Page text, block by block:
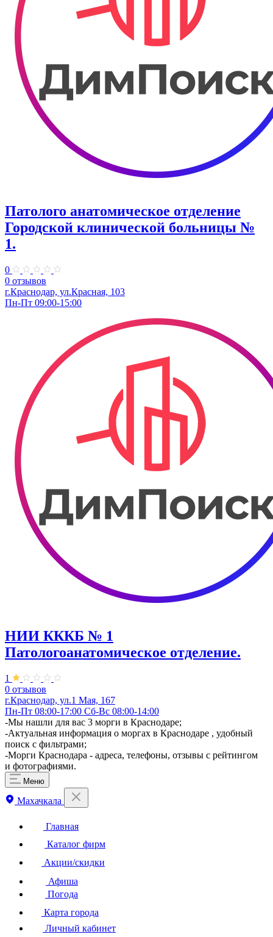
Патолого анатомическое отделение
Городской клинической больницы №
1.
0
0 отзывов
г.Краснодар, ул.Красная, 103
Пн-Пт 09:00-15:00
НИИ КККБ № 1
Патологоанатомическое отделение.
1
0 отзывов
г.Краснодар, ул.1 Мая, 167
Пн-Пт 08:00-17:00 Сб-Вс 08:00-14:00
-Мы нашли для вас 3 морги в Краснодаре;
-Актуальная информация о моргах в Краснодаре , удобный
поиск с фильтрами;
-Морги Краснодара - адреса, телефоны, отзывы с рейтингом
и фотографиями.
Меню
Махачкала
Главная
Каталог фирм
Акции/скидки
Афиша
Погода
Карта города
Личный кабинет